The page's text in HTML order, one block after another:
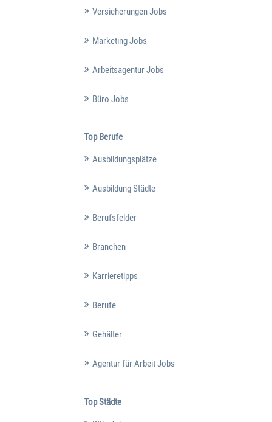
Versicherungen Jobs
Marketing Jobs
Arbeitsagentur Jobs
Büro Jobs
Top Berufe
Ausbildungsplätze
Ausbildung Städte
Berufsfelder
Branchen
Karrieretipps
Berufe
Gehälter
Agentur für Arbeit Jobs
Top Städte